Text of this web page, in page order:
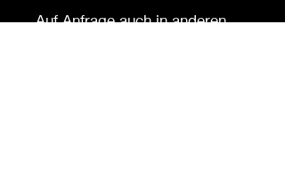
Auf Anfrage auch in anderen